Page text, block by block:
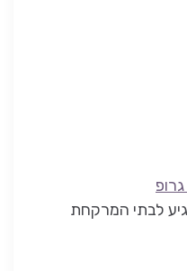
לבתי המרקחת